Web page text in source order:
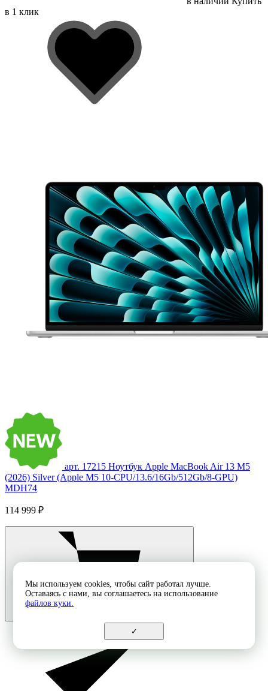
в 1 клик
арт. 17215 Ноутбук Apple MacBook Air 13 M5
(2026) Silver (Apple M5 10-CPU/13.6/16Gb/512Gb/8-GPU)
MDH74
114 999 ₽
Мы используем cookies, чтобы сайт работал лучше.
Оставаясь с нами, вы соглашаетесь на использование
файлов куки.
✓